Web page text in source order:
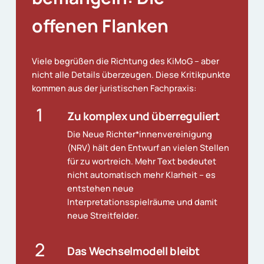
offenen Flanken
Viele begrüßen die Richtung des KiMoG – aber
nicht alle Details überzeugen. Diese Kritikpunkte
kommen aus der juristischen Fachpraxis:
1 Zu komplex und überreguliert
Die Neue Richter*innenvereinigung
(NRV) hält den Entwurf an vielen Stellen
für zu wortreich. Mehr Text bedeutet
nicht automatisch mehr Klarheit – es
entstehen neue
Interpretationsspielräume und damit
neue Streitfelder.
2
Das Wechselmodell bleibt